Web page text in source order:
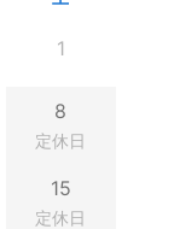
1
8
定休日
15
定休日